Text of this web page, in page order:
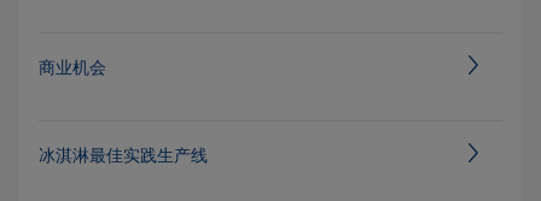
商业机会
冰淇淋最佳实践生产线